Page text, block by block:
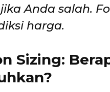
jika Anda salah.
harga.
Sizing: